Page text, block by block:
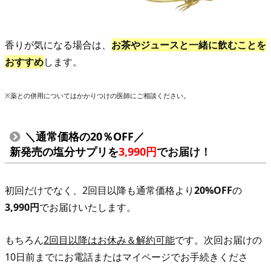
香りが気になる場合は、 お茶やジュースと一緒に飲むことを
おすすめします。
※薬との併用についてはかかりつけの医師にご相談ください。
＼通常価格の20％OFF／
新発売の塩分サプリを3,990円でお届け！
初回だけでなく、2回目以降も通常価格より20%OFFの
3,990円でお届けいたします。
もちろん2回目以降はお休み＆解約可能です。次回お届けの
10日前までにお電話またはマイページでお手続きくださ